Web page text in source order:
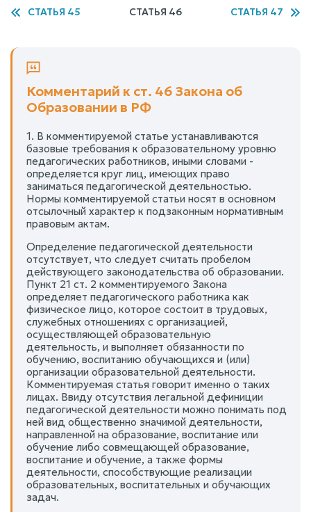
СТАТЬЯ 45 СТАТЬЯ 46 СТАТЬЯ 47
Комментарий к ст. 46 Закона об
Образовании в РФ
1. В комментируемой статье устанавливаются
базовые требования к образовательному уровню
педагогических работников, иными словами -
определяется круг лиц, имеющих право
заниматься педагогической деятельностью.
Нормы комментируемой статьи носят в основном
отсылочный характер к подзаконным нормативным
правовым актам.
Определение педагогической деятельности
отсутствует, что следует считать пробелом
действующего законодательства об образовании.
Пункт 21 ст. 2 комментируемого Закона
определяет педагогического работника как
физическое лицо, которое состоит в трудовых,
служебных отношениях с организацией,
осуществляющей образовательную
деятельность, и выполняет обязанности по
обучению, воспитанию обучающихся и (или)
организации образовательной деятельности.
Комментируемая статья говорит именно о таких
лицах. Ввиду отсутствия легальной дефиниции
педагогической деятельности можно понимать под
ней вид общественно значимой деятельности,
направленной на образование, воспитание или
обучение либо совмещающей образование,
воспитание и обучение, а также формы
деятельности, способствующие реализации
образовательных, воспитательных и обучающих
задач.